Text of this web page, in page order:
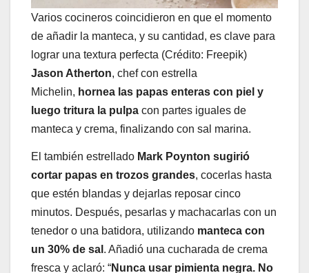
Varios cocineros coincidieron en que el momento
de añadir la manteca, y su cantidad, es clave para
lograr una textura perfecta (Crédito: Freepik)
Jason Atherton, chef con estrella
Michelin, hornea las papas enteras con piel y
luego tritura la pulpa con partes iguales de
manteca y crema, finalizando con sal marina.
El también estrellado Mark Poynton sugirió
cortar papas en trozos grandes, cocerlas hasta
que estén blandas y dejarlas reposar cinco
minutos. Después, pesarlas y machacarlas con un
tenedor o una batidora, utilizando manteca con
un 30% de sal . Añadió una cucharada de crema
fresca y aclaró: “Nunca usar pimienta negra. No